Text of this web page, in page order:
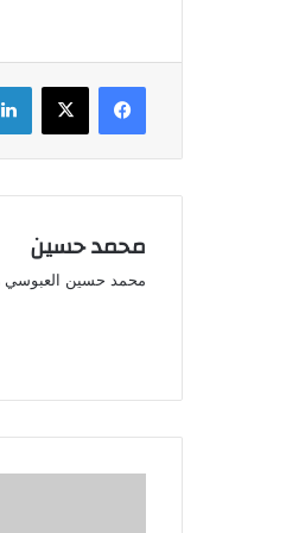
فيسبوك ‫X
محمد حسين
محمد حسين العبوسي